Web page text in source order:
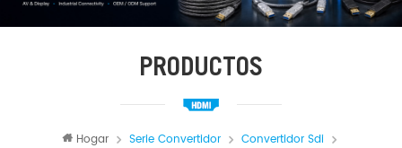
PRODUCTOS
Hogar Serie Convertidor
Convertidor Sdi